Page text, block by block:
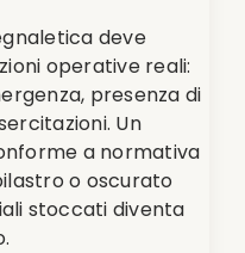
deve
operative reali:
presenza di
Un
a normativa
o oscurato
stoccati diventa